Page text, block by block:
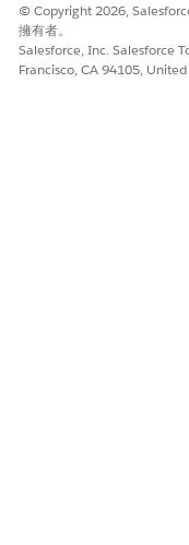
© Copyright 2026,
擁有者。
Salesforce, Inc. Salesforce
Francisco, CA 94105,